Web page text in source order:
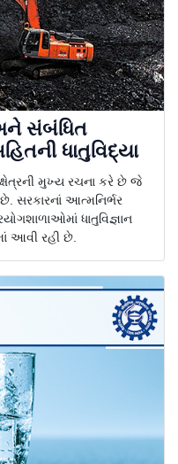
સંબંધિત
ધાતુવિદ્યા
મુખ્ય રચના કરે છે જે
સરકારનાં આત્મનિર્ભર
ધાતુવિજ્ઞાન
આવી રહી છે.